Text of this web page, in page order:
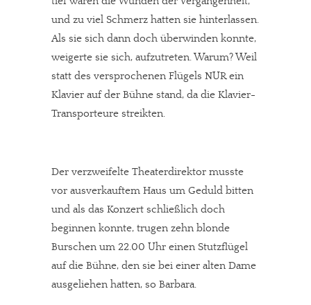
und zu viel Schmerz hatten sie hinterlassen.
Als sie sich dann doch überwinden konnte,
weigerte sie sich, aufzutreten. Warum? Weil
statt des versprochenen Flügels NUR ein
Klavier auf der Bühne stand, da die Klavier-
Transporteure streikten.
Der verzweifelte Theaterdirektor musste
vor ausverkauftem Haus um Geduld bitten
und als das Konzert schließlich doch
beginnen konnte, trugen zehn blonde
Burschen um 22.00 Uhr einen Stutzflügel
auf die Bühne, den sie bei einer alten Dame
ausgeliehen hatten, so Barbara.